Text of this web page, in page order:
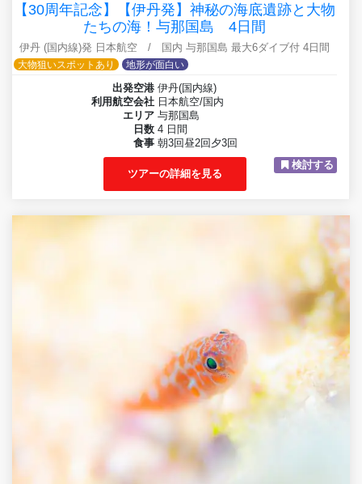
【30周年記念】【伊丹発】神秘の海底遺跡と大物
たちの海！与那国島 4日間
伊丹 (国内線)発 日本航空 / 国内 与那国島 最大6ダイブ付 4日間
大物狙いスポットあり
地形が面白い
出発空港 伊丹(国内線)
利用航空会社 日本航空/国内
エリア 与那国島
日数 4 日間
食事 朝3回昼2回夕3回
ツアーの詳細を見る
検討する